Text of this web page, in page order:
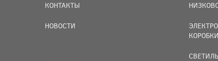
КОНТАКТЫ
НОВОСТИ
КОРОБКИ